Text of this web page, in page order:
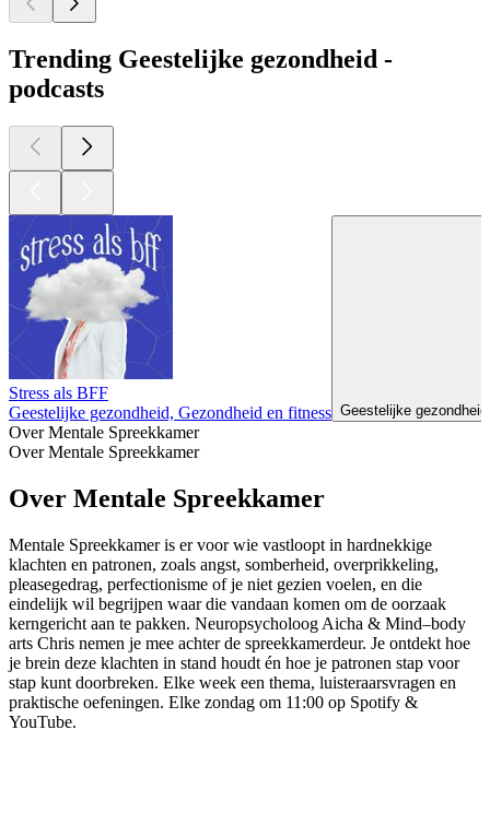
Trending Geestelijke gezondheid -
podcasts
Stress als BFF
Geestelijke gezondheid, Gezondheid en fitness Geestelijke
Over Mentale Spreekkamer
Over Mentale Spreekkamer
Over Mentale Spreekkamer
Mentale Spreekkamer is er voor wie vastloopt in hardnekkige
klachten en patronen, zoals angst, somberheid, overprikkeling,
pleasegedrag, perfectionisme of je niet gezien voelen, en die
eindelijk wil begrijpen waar die vandaan komen om de oorzaak
kerngericht aan te pakken. Neuropsycholoog Aicha & Mind–body
arts Chris nemen je mee achter de spreekkamerdeur. Je ontdekt hoe
je brein deze klachten in stand houdt én hoe je patronen stap voor
stap kunt doorbreken. Elke week een thema, luisteraarsvragen en
praktische oefeningen. Elke zondag om 11:00 op Spotify &
YouTube.